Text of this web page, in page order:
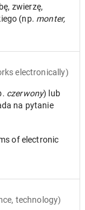
zwierzę,
(np. monter,
electronically)
czerwony) lub
na pytanie
of electronic
technology)